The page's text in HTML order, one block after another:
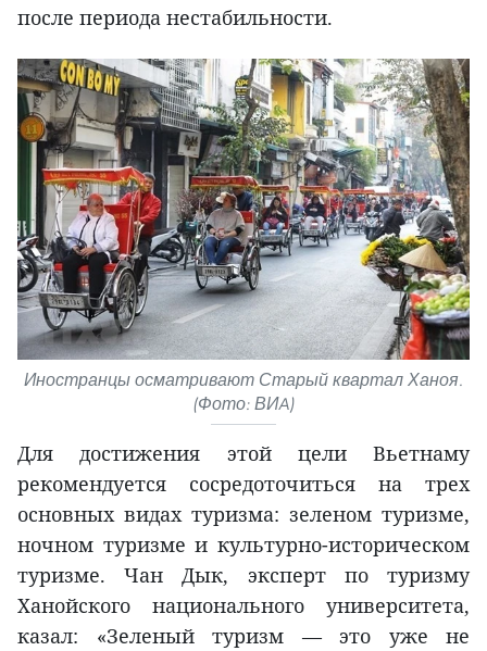
после периода нестабильности.
Иностранцы осматривают Старый квартал Ханоя.
(Фото: ВИA)
Для достижения этой цели Вьетнаму
рекомендуется сосредоточиться на трех
основных видах туризма: зеленом туризме,
ночном туризме и культурно-историческом
туризме. Чан Дык, эксперт по туризму
Ханойского национального университета,
казал: «Зеленый туризм — это уже не